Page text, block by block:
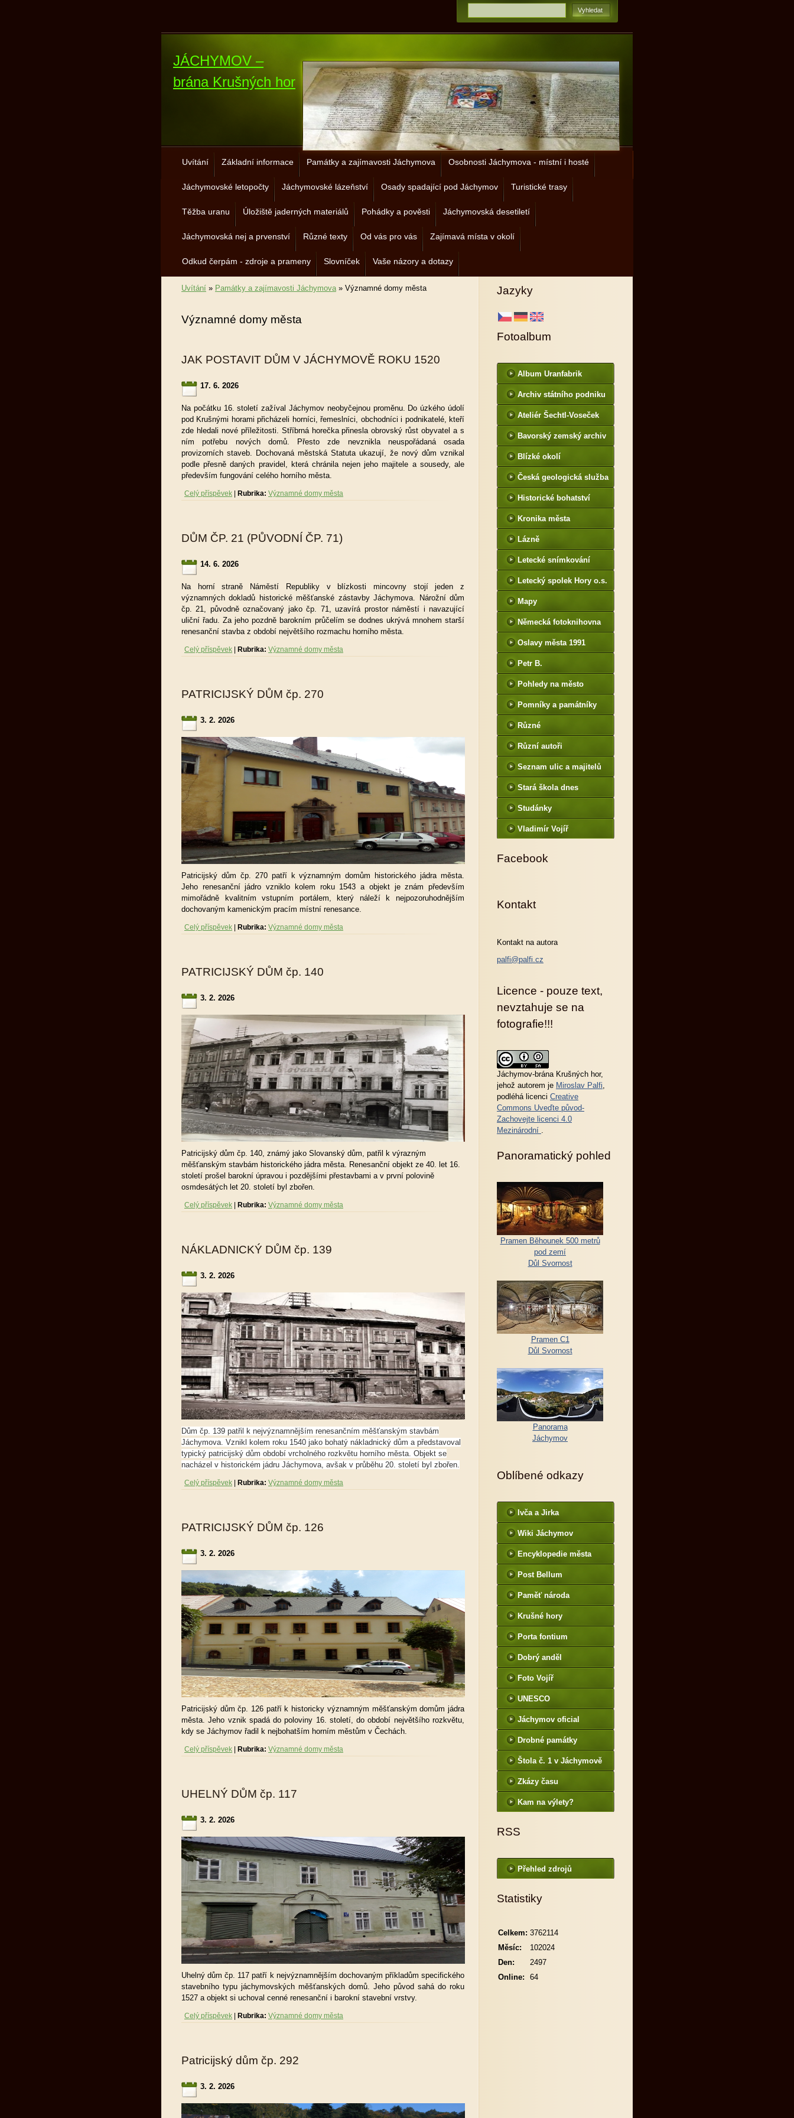
JÁCHYMOV –
brána Krušných hor
Uvítání Základní informace Památky a zajímavosti Jáchymova Osobnosti Jáchymova - místní i hosté
Jáchymovské letopočty Jáchymovské lázeňství Osady spadající pod Jáchymov Turistické trasy
Těžba uranu Úložiště jaderných materiálů Pohádky a pověsti Jáchymovská desetiletí
Jáchymovská nej a prvenství Různé texty Od vás pro vás Zajímavá místa v okolí
Odkud čerpám - zdroje a prameny Slovníček Vaše názory a dotazy
Uvítání » Památky a zajímavosti Jáchymova» Významné domy města
Významné domy města
JAK POSTAVIT DŮM V JÁCHYMOVĚ ROKU 1520
17. 6. 2026
Na počátku 16. století zažíval Jáchymov neobyčejnou proměnu. Do úzkého údolí
pod Krušnými horami přicházeli horníci, řemeslníci, obchodníci i podnikatelé, kteří
zde hledali nové příležitosti. Stříbrná horečka přinesla obrovský růst obyvatel a s
ním potřebu nových domů. Přesto zde nevznikla neuspořádaná osada
provizorních staveb. Dochovaná městská Statuta ukazují, že nový dům vznikal
podle přesně daných pravidel, která chránila nejen jeho majitele a sousedy, ale
především fungování celého horního města.
Celý příspěvek Rubrika: Významné domy města
DŮM ČP. 21 (PŮVODNÍ ČP. 71)
14. 6. 2026
Na horní straně Náměstí Republiky v blízkosti mincovny stojí jeden z
významných dokladů historické měšťanské zástavby Jáchymova. Nárožní dům
čp. 21, původně označovaný jako čp. 71, uzavírá prostor náměstí i navazující
uliční řadu. Za jeho pozdně barokním průčelím se dodnes ukrývá mnohem starší
renesanční stavba z období největšího rozmachu horního města.
Celý příspěvek Rubrika: Významné domy města
PATRICIJSKÝ DŮM čp. 270
3. 2. 2026
Patricijský dům čp. 270 patří k významným domům historického jádra města.
Jeho renesanční jádro vzniklo kolem roku 1543 a objekt je znám především
mimořádně kvalitním vstupním portálem, který náleží k nejpozoruhodnějším
dochovaným kamenickým pracím místní renesance.
Celý příspěvek Rubrika: Významné domy města
PATRICIJSKÝ DŮM čp. 140
3. 2. 2026
Patricijský dům čp. 140, známý jako Slovanský dům, patřil k výrazným
měšťanským stavbám historického jádra města. Renesanční objekt ze 40. let 16.
století prošel barokní úpravou i pozdějšími přestavbami a v první polovině
osmdesátých let 20. století byl zbořen.
Celý příspěvek Rubrika: Významné domy města
NÁKLADNICKÝ DŮM čp. 139
3. 2. 2026
Dům čp. 139 patřil k nejvýznamnějším renesančním měšťanským stavbám
Jáchymova. Vznikl kolem roku 1540 jako bohatý nákladnický dům a představoval
typický patricijský dům období vrcholného rozkvětu horního města. Objekt se
nacházel v historickém jádru Jáchymova, avšak v průběhu 20. století byl zbořen.
Celý příspěvek Rubrika: Významné domy města
PATRICIJSKÝ DŮM čp. 126
3. 2. 2026
Patricijský dům čp. 126 patří k historicky významným měšťanským domům jádra
města. Jeho vznik spadá do poloviny 16. století, do období největšího rozkvětu,
kdy se Jáchymov řadil k nejbohatším horním městům v Čechách.
Celý příspěvek Rubrika: Významné domy města
UHELNÝ DŮM čp. 117
3. 2. 2026
Uhelný dům čp. 117 patří k nejvýznamnějším dochovaným příkladům specifického
stavebního typu jáchymovských měšťanských domů. Jeho původ sahá do roku
1527 a objekt si uchoval cenné renesanční i barokní stavební vrstvy.
Celý příspěvek Rubrika: Významné domy města
Patricijský dům čp. 292
3. 2. 2026
Jazyky
Fotoalbum
Album Uranfabrik
Archiv státního podniku
Ateliér Šechtl-Voseček
Bavorský zemský archiv
http://www.gda.bayern.de
Blízké okolí
Česká geologická služba
Historické bohatství
Kronika města
http://www.portafontium.
Lázně
Letecké snímkování
Letecký spolek Hory o.s.
Mapy
Německá fotoknihovna
http://www.deutschefotot
hek.de
Oslavy města 1991
Petr B.
(PB14.zonerama.com,
takatiky.rajce.idnes.cz)
Pohledy na město
Pomníky a památníky
Různé
Různí autoři
Seznam ulic a majitelů
Stará škola dnes
Studánky
Vladimír Vojíř
Facebook
Kontakt
Kontakt na autora
palfi@palfi.cz
Licence - pouze text,
nevztahuje se na
fotografie!!!
Jáchymov-brána Krušných hor,
jehož autorem je Miroslav Palfi,
podléhá licenci Creative
Commons Uveďte původ-
Zachovejte licenci 4.0
Mezinárodní .
Panoramatický pohled
Pramen Běhounek 500 metrů
pod zemí
Důl Svornost
Pramen C1
Důl Svornost
Panorama
Jáchymov
Oblíbené odkazy
Ivča a Jirka
Wiki Jáchymov
Encyklopedie města
Post Bellum
Paměť národa
Krušné hory
Porta fontium
Dobrý anděl
Foto Vojíř
UNESCO
Jáchymov oficial
Drobné památky
Štola č. 1 v Jáchymově
Zkázy času
Kam na výlety?
RSS
Přehled zdrojů
Statistiky
Online: 64
Celkem: 3762114
Měsíc:
102024
Den:
2497